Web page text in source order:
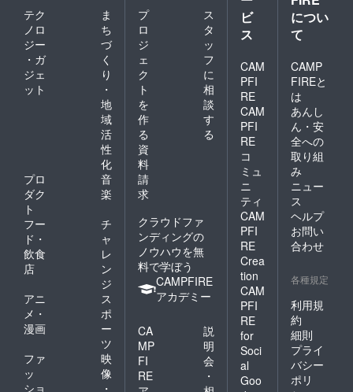
にお名
前を掲
載 ※ 公
お名前
を掲載
させて
いただ
きま
す。 ※
支援
時、必
ず備考
欄にご
希望の
お名前
をご記
入くだ
さい。
※ 掲載
方は、
ン返信
メール
でお知
らせく
い。 ■
上映前
公式HP
にお名
前を掲
式HPに
お名前
を掲載
させて
いただ
きま
す。 ※
支援
時、必
ず備考
欄にご
希望の
お名前
をご記
入くだ
さい。
不要の
リター
ン返信
メール
でお知
らせく
ださ
い。 ■
をご提
供いた
オリジ
ナルス
テッ
カーご
提供 ※
白黒1枚
づつ ■
お礼の
メッ
セージ
※ 主催
者より
感謝の
メッ
セージ
をお送
しま
公式HP
にお名
前を掲
載 ※ 公
式HPに
お名前
を掲載
テク
ノロ
ジー
・ガ
ジェ
ット
ま
ち
づ
く
り
・
地
域
活
性
化
プロ
ダク
ト
音
楽
フー
ド・
飲食
店
チ
ャ
レ
ン
ジ
アニ
メ・
漫画
ス
ポ
ー
ツ
ファ
ッ
ショ
映
像
・
プ
ロ
ジ
ェ
ク
ト
を
作
る
ス
タ
ッ
フ
に
相
談
す
る
資
料
請
求
クラウドファ
ンディングの
ノウハウを無
料で学ぼう
CAMPFIRE
アカデミー
CA
MP
FI
RE
説
明
会
・
ビ
ス
CAM
PFI
RE
CAM
PFI
RE
コ
ミュ
ニ
ティ
CAM
PFI
RE
Crea
tion
CAM
PFI
RE
for
Soci
al
Goo
につい
て
CAMP
FIREと
は
あんし
ん・安
全への
取り組
み
ニュー
ス
ヘルプ
お問い
合わせ
各種規定
利用規
約
細則
プライ
バシー
ポリ